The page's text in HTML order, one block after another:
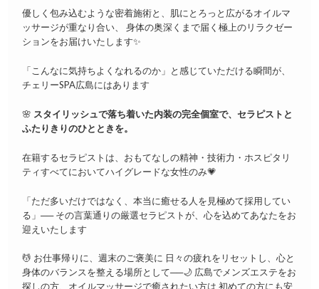
優しく包み込むような密着施術と、肌にとろっと広がるオイルマ
ッサージが重なり合い、 身体の奥深くまで届く極上のリラクゼー
ションをお届けいたします✨
「こんなに気持ちよくなれるのか」と感じていただける瞬間が、
チェリーSPA広島にはあります
🌸 スタイリッシュで落ち着いた内装の完全個室で、セラピストと
ふたりきりのひとときを。
在籍するセラピストは、おもてなしの精神・技術力・ホスピタリ
ティすべてにおいてハイグレードな女性のみ💗
「ただ多いだけではなく、本当に癒せる人を見極めて採用してい
る」── その言葉通りの厳選セラピストが、心を込めてあなたをお
迎えいたします
💆 お仕事帰りに、週末のご褒美に 日々の疲れをリセットし、心と
身体のバランスを整える場所として──🌙 広島でメンズエステをお
探しの方、オイルマッサージで癒されたい方は 初めての方にも安